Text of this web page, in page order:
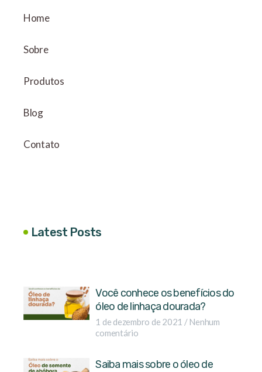
Home
Sobre
Produtos
Blog
Contato
Latest Posts
Você conhece os benefícios do
óleo de linhaça dourada?
1 de dezembro de 2021
Nenhum
comentário
Saiba mais sobre o óleo de